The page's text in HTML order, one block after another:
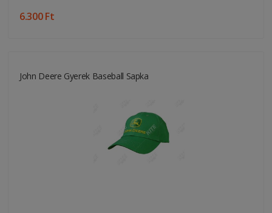
6.300 Ft
John Deere Gyerek Baseball Sapka